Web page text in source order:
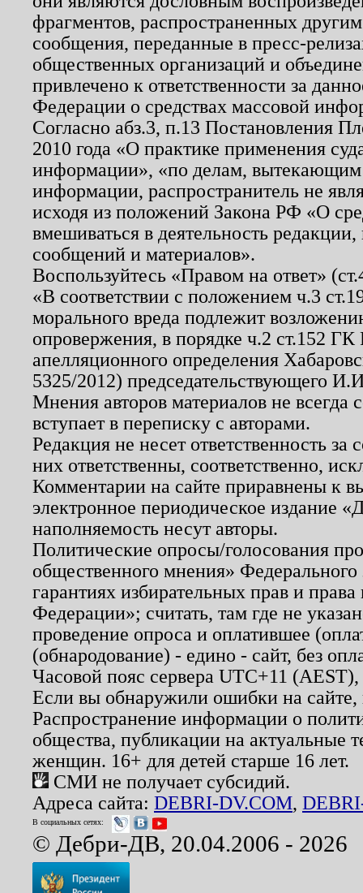
фрагментов, распространенных
сообщения, переданные в пресс-
общественных организаций и
привлечено к ответственности за
Федерации о средствах массовой
Согласно абз.3, п.13 Постановления
2010 года «О практике применения
информации», «по делам, вытекающим
информации, распространитель не
исходя из положений Закона РФ «О
вмешиваться в деятельность
сообщений и материалов».
Воспользуйтесь «Правом на ответ»
«В соответствии с положением ч.3
морального вреда подлежит
опровержения, в порядке ч.2 ст.152
апелляционного определения
5325/2012) председательствующего
Мнения авторов материалов не
вступает в переписку с авторами.
Редакция не несет ответственность
них ответственны, соответственно,
Комментарии на сайте приравнены к
электронное периодическое издание
наполняемость несут авторы.
Политические опросы/голосования
общественного мнения»
гарантиях избирательных прав и
Федерации»; считать, там где не
проведение опроса и оплатившее
(обнародование) - едино - сайт, без
Часовой пояс сервера UTC+11
Если вы обнаружили ошибки на
Распространение информации о
общества, публикации на актуальные
женщин. 16+ для детей старше 16 лет.
СМИ не получает субсидий.
Адреса сайта: DEBRI-DV.COM,
В социальных сетях:
© Дебри-ДВ, 20.04.2006 - 2026